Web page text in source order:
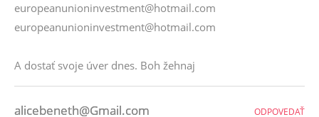
europeanunioninvestment@hotmail.com
europeanunioninvestment@hotmail.com
A dostať svoje úver dnes. Boh žehnaj
alicebeneth@Gmail.com ODPOVEDAŤ